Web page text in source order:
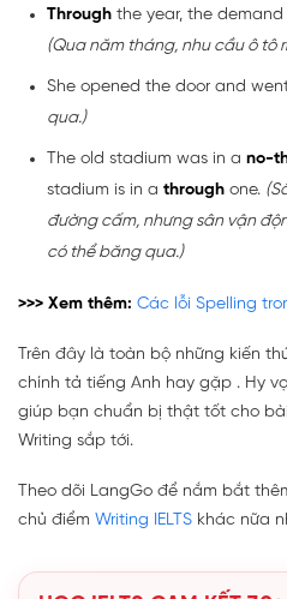
Through the year, the
(Qua năm tháng, nhu cầu ô tô
She opened the door and
qua.)
The old stadium was in a no-
stadium is in a through one.
đường cấm, nhưngsân vận
có thể băng qua.)
>>> Xem thêm: Các lỗi Spelling
Trên đây là toàn bộ những kiến
chính tả tiếng Anh hay gặp . Hy
giúp bạn chuẩn bị thật tốt cho
Writing sắp tới.
Theo dõi LangGo để nắm bắt
chủ điểm Writing IELTS khác nữa